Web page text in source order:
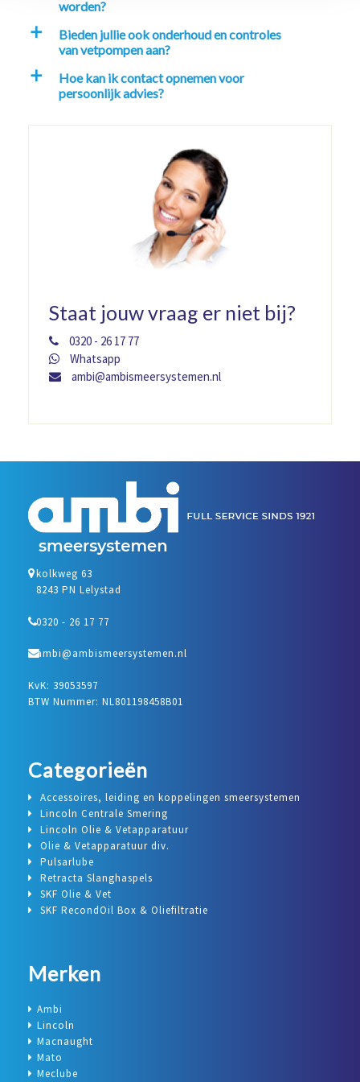
worden?
a
Bieden jullie ook onderhoud en controles
van vetpompen aan?
a
Hoe kan ik contact opnemen voor
persoonlijk advies?
Staat jouw vraag er niet bij?
0320 - 26 17 77
Whatsapp
ambi@ambismeersystemen.nl
kolkweg 63
8243 PN Lelystad
0320 - 26 17 77
ambi@ambismeersystemen.nl
KvK: 39053597
BTW Nummer: NL801198458B01
Categorieën
Accessoires, leiding en koppelingen smeersystemen
Lincoln Centrale Smering
Lincoln Olie & Vetapparatuur
Olie & Vetapparatuur div.
Pulsarlube
Retracta Slanghaspels
SKF Olie & Vet
SKF RecondOil Box & Oliefiltratie
Merken
Ambi
Lincoln
Macnaught
Mato
Meclube